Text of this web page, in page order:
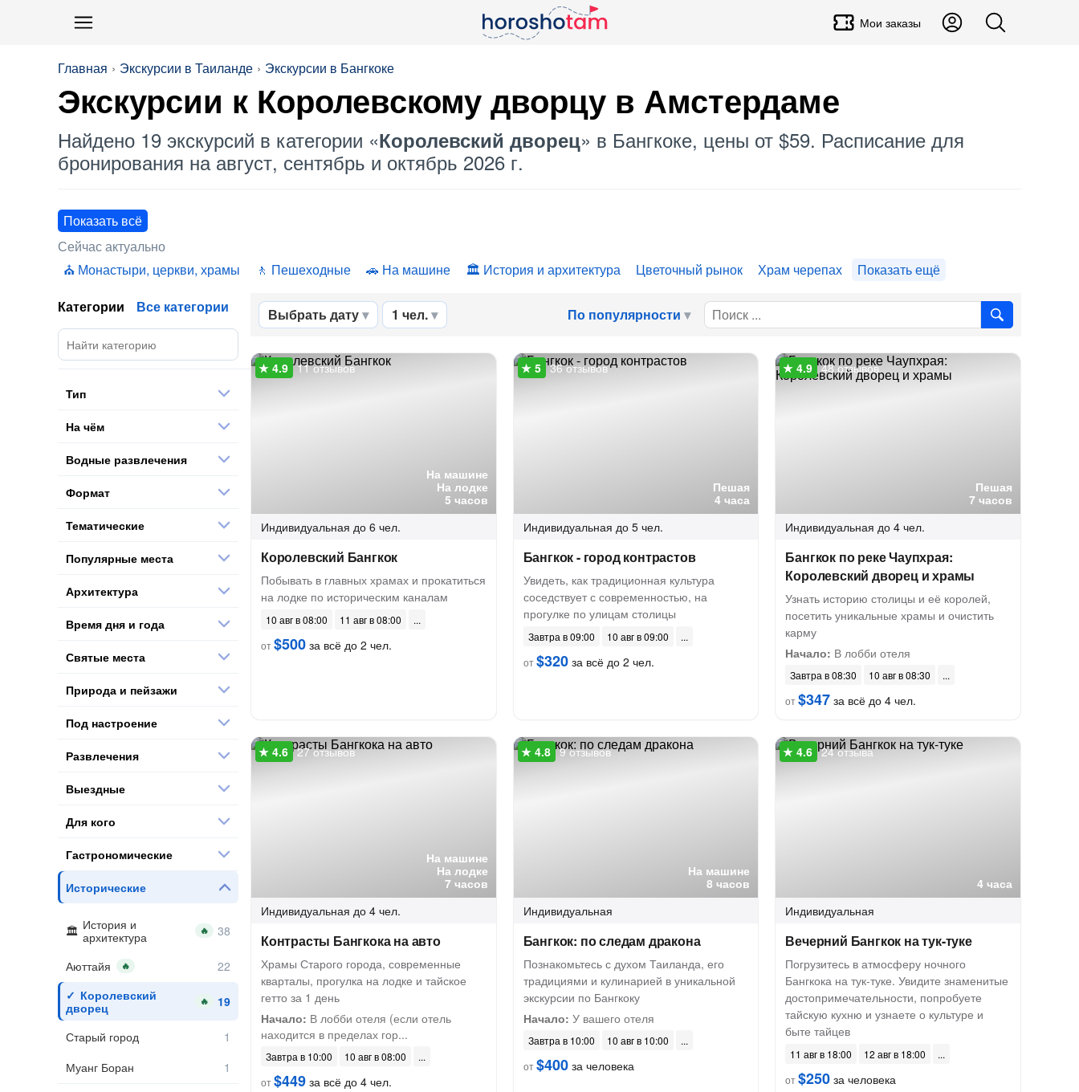
Мои заказы
Главная Экскурсии в Таиланде Экскурсии в Бангкоке
Экскурсии к Королевскому дворцу в Амстердаме
Найдено 19 экскурсий в категории «Королевский дворец» в Бангкоке, цены от $59. Расписание для
бронирования на август, сентябрь и октябрь 2026 г.
Показать всё
Сейчас актуально
Монастыри, церкви, храмы
Пешеходные На машине История и архитектура Цветочный рынок Храм черепах Показать ещё
Выбрать дату 1 чел. По популярности
На машине
На лодке
5 часов
11 отзывов
Индивидуальная до 6 чел.
Королевский Бангкок
Побывать в главных храмах и прокатиться
на лодке по историческим каналам
10 авг в 08:00
11 авг в 08:00
от$500 за всё до 2 чел.
Пешая
4 часа
36 отзывов
Индивидуальная до 5 чел.
Бангкок - город контрастов
Увидеть, как традиционная культура
соседствует с современностью, на
прогулке по улицам столицы
Завтра в 09:00
10 авг в 09:00
от$320за всё до 2 чел.
Пешая
7 часов
48 отзывов
Индивидуальная до 4 чел.
Бангкок по реке Чаупхрая:
Королевский дворец и храмы
Узнать историю столицы и её королей,
посетить уникальные храмы и очистить
карму
Начало: В лобби отеля
Завтра в 08:30
10 авг в 08:30
от$347 за всё до 4 чел.
На машине
На лодке
7 часов
27 отзывов
Индивидуальная до 4 чел.
Контрасты Бангкока на авто
Храмы Старого города, современные
кварталы, прогулка на лодке и тайское
гетто за 1 день
Начало: В лобби отеля (если отель
находится в пределах гор...
Завтра в 10:00
10 авг в 08:00
от$449 за всё до 4 чел.
На машине
8 часов
9 отзывов
Индивидуальная
Бангкок: по следам дракона
Познакомьтесь с духом Таиланда, его
традициями и кулинарией в уникальной
экскурсии по Бангкоку
Начало: У вашего отеля
Завтра в 10:00
10 авг в 10:00
от$400за человека
4 часа
24 отзыва
Индивидуальная
Вечерний Бангкок на тук-туке
Погрузитесь в атмосферу ночного
Бангкока на тук-туке. Увидите знаменитые
достопримечательности, попробуете
тайскую кухню и узнаете о культуре и
быте тайцев
11 авг в 18:00
12 авг в 18:00
от$250 за человека
Категории Все категории
Тип
На чём
Водные развлечения
Формат
Тематические
Популярные места
Архитектура
Время дня и года
Святые места
Природа и пейзажи
Под настроение
Развлечения
Выездные
Для кого
Гастрономические
Исторические
История и
архитектура
🔥
Аюттайя 🔥
Королевский
дворец
🔥
Старый город
Муанг Боран